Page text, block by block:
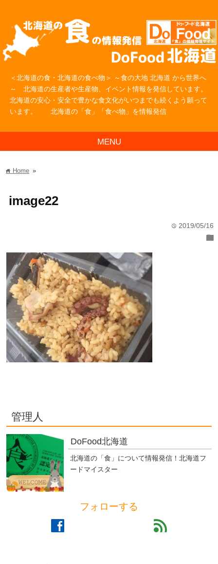
＜北海道の食・北海道の食べ物＞ ～食の大地 北海道 から世界へ
～ 北海道の生産者や生産物、イベント情報を発信しています。
北海道の安心・安全で豊かな食文化がいつまでも続くよう願って
います。 北海道の「食」「食べ物」を情報発信
MENU
home Home »
image22
time 2019/05/16
folder
管理人
DoFood北海道
北海道の「食」について情報発信！北海道フ
ードマイスター
フォローする
facebook feed